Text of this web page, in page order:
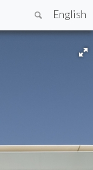
English